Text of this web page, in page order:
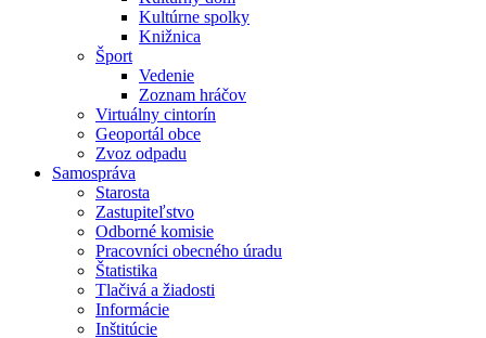
Kultúrne spolky
Knižnica
Šport
Vedenie
Zoznam hráčov
Virtuálny cintorín
Geoportál obce
Zvoz odpadu
Samospráva
Starosta
Zastupiteľstvo
Odborné komisie
Pracovníci obecného úradu
Štatistika
Tlačivá a žiadosti
Informácie
Inštitúcie